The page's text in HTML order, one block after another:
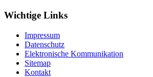
Wichtige Links
Impressum
Datenschutz
Elektronische Kommunikation
Sitemap
Kontakt